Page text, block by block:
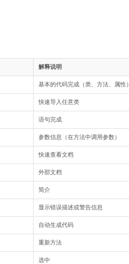
解释说明
基本的代码完成（类、方法、属性）
快速导入任意类
语句完成
参数信息（在方法中调用参数）
快速查看文档
外部文档
简介
显示错误描述或警告信息
自动生成代码
重新方法
选中